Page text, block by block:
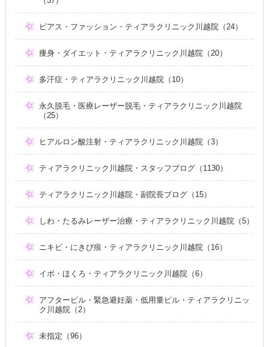
ピアス・ファッション・ティアラクリニック川越院（24）
痩身・ダイエット・ティアラクリニック川越院（20）
多汗症・ティアラクリニック川越院（10）
永久脱毛・医療レーザー脱毛・ティアラクリニック川越院
（25）
ヒアルロン酸注射・ティアラクリニック川越院（3）
ティアラクリニック川越院・スタッフブログ（1130）
ティアラクリニック川越院・副院長ブログ（15）
しわ・たるみレーザー治療・ティアラクリニック川越院（5）
ニキビ・にきび痕・ティアラクリニック川越院（16）
イボ・ほくろ・ティアラクリニック川越院（6）
アフターピル・緊急避妊薬・低用量ピル・ティアラクリニッ
ク川越院（2）
未指定（96）